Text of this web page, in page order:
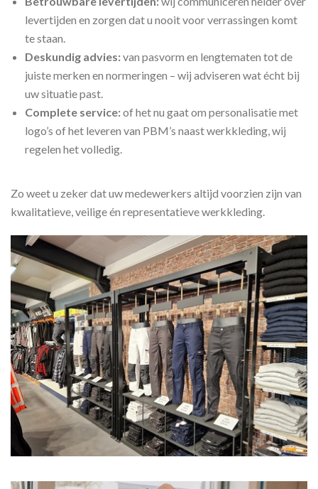
levertijden en zorgen dat u nooit voor verrassingen komt
te staan.
Deskundig advies:van pasvorm en lengtematen tot de
juiste merken en normeringen – wij adviseren wat écht bij
uw situatie past.
Complete service:of het nu gaat om personalisatie met
logo’s of het leveren van PBM’s naast werkkleding, wij
regelen het volledig.
Zo weet u zeker dat uw medewerkers altijd voorzien zijn van
kwalitatieve, veilige én representatieve werkkleding.